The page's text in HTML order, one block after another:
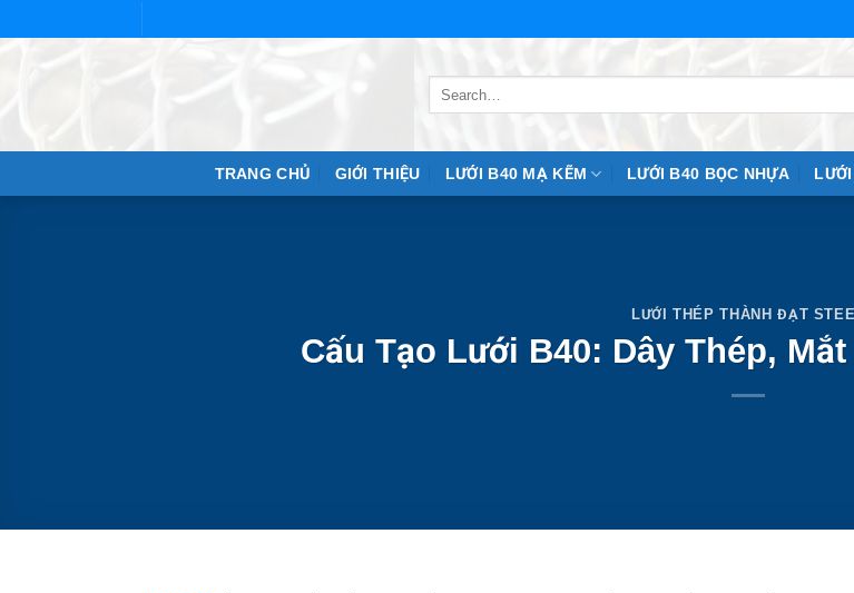
to
TRANG CHỦ GIỚI THIỆU LƯỚI B40 MẠ KẼM LƯỚI B40 BỌC NHỰA
LƯỚI THÉP THÀNH ĐẠT
Cấu Tạo Lưới B40: Dây Thép,